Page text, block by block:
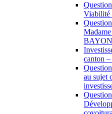
Viabilité
BAYON
canton
au sujet